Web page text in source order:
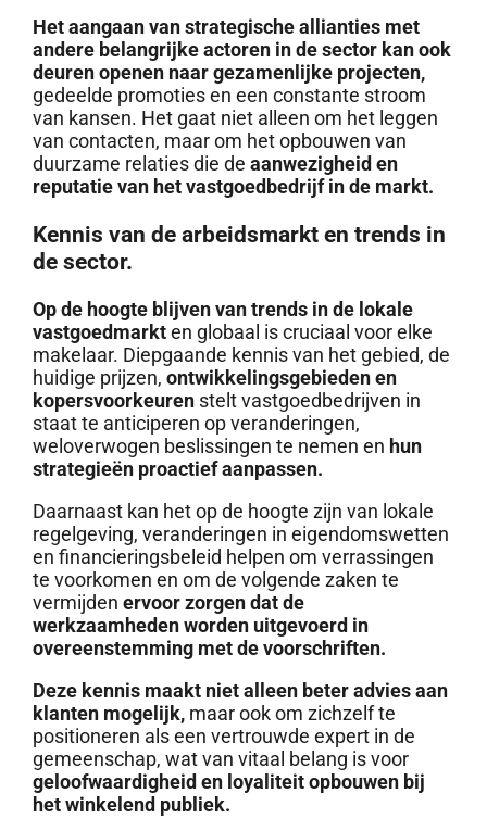
Het aangaan van strategische allianties met
andere belangrijke actoren in de sector kan ook
deuren openen naar gezamenlijke projecten,
gedeelde promoties en een constante stroom
van kansen. Het gaat niet alleen om het leggen
van contacten, maar om het opbouwen van
duurzame relaties die de aanwezigheid en
reputatie van het vastgoedbedrijf in de markt.
Kennis van de arbeidsmarkt en trends in
de sector.
Op de hoogte blijven van trends in de lokale
vastgoedmarkten globaal is cruciaal voor elke
makelaar. Diepgaande kennis van het gebied, de
huidige prijzen, ontwikkelingsgebieden en
kopersvoorkeurenstelt vastgoedbedrijven in
staat te anticiperen op veranderingen,
weloverwogen beslissingen te nemen en hun
strategieën proactief aanpassen.
Daarnaast kan het op de hoogte zijn van lokale
regelgeving, veranderingen in eigendomswetten
en financieringsbeleid helpen om verrassingen
te voorkomen en om de volgende zaken te
vermijden ervoor zorgen dat de
werkzaamheden worden uitgevoerd in
overeenstemming met de voorschriften.
Deze kennis maakt niet alleen beter advies aan
klanten mogelijk,maar ook om zichzelf te
positioneren als een vertrouwde expert in de
gemeenschap, wat van vitaal belang is voor
geloofwaardigheid en loyaliteit opbouwen bij
het winkelend publiek.